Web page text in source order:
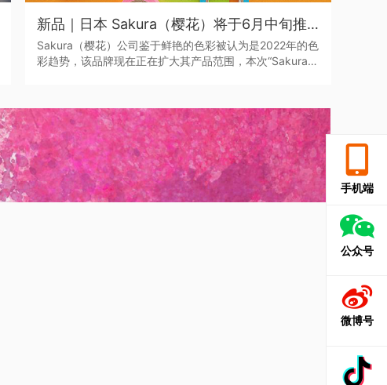
新品｜日本 Sakura（樱花）将于6月中旬推出全新色系的“Sakura Color Products”自动铅笔与橡皮擦
Sakura（樱花）公司鉴于鲜艳的色彩被认为是2022年的色
彩趋势，该品牌现在正在扩大其产品范围，本次“Sakura
手机端
公众号
微博号